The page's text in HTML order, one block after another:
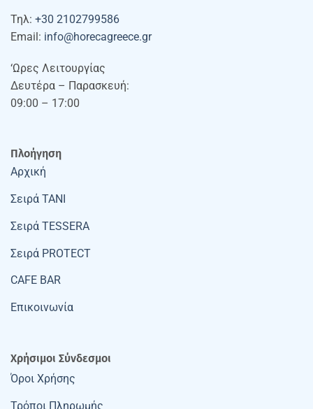
Τηλ: +30 2102799586
Email: info@horecagreece.gr
‘Ωρες Λειτουργίας
Δευτέρα – Παρασκευή:
09:00 – 17:00
Πλοήγηση
Αρχική
Σειρά TANI
Σειρά TESSERA
Σειρά PROTECT
CAFE BAR
Επικοινωνία
Χρήσιμοι Σύνδεσμοι
Όροι Χρήσης
Τρόποι Πληρωμής